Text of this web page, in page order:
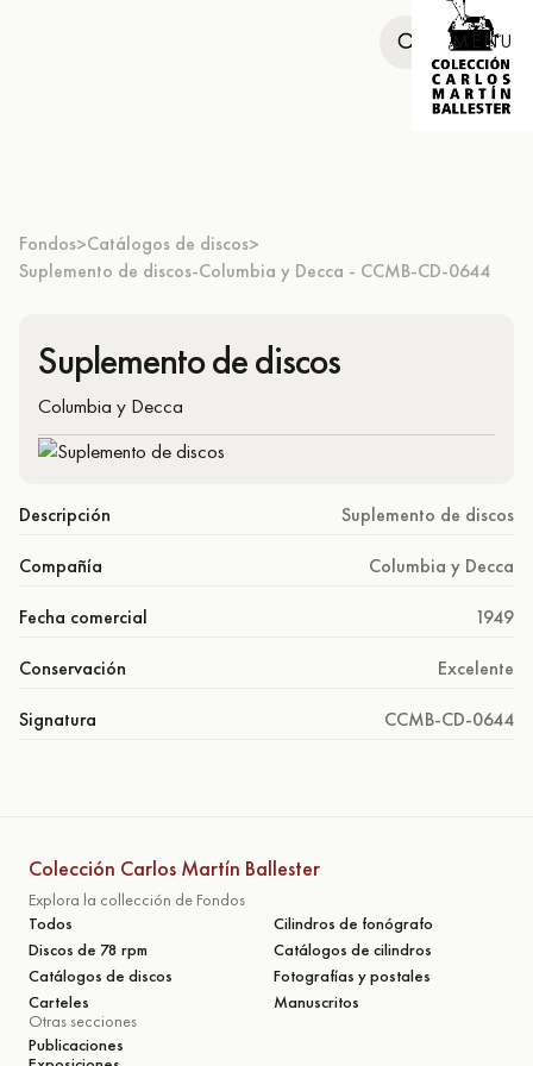
MENU
Fondos>Catálogos de discos>
Suplemento de discos-Columbia y Decca - CCMB-CD-0644
Suplemento de discos
Columbia y Decca
Descripción Suplemento de discos
Compañía Columbia y Decca
Fecha comercial 1949
Conservación Excelente
Signatura CCMB-CD-0644
Colección Carlos Martín Ballester
Explora la collección de Fondos
Todos
Cilindros de fonógrafo
Discos de 78 rpm
Catálogos de cilindros
Catálogos de discos
Fotografías y postales
Carteles
Manuscritos
Otras secciones
Publicaciones